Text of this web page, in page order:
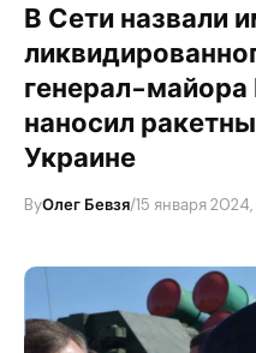
В Сети назвали
генерал-
наносил
Украине
ByОлег Бевзя/15 января 2024,